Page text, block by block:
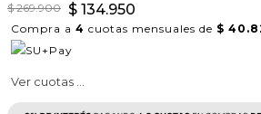
$ 269.900 $ 134.950
Compra a 4 cuotas mensuales de $
Ver cuotas ...